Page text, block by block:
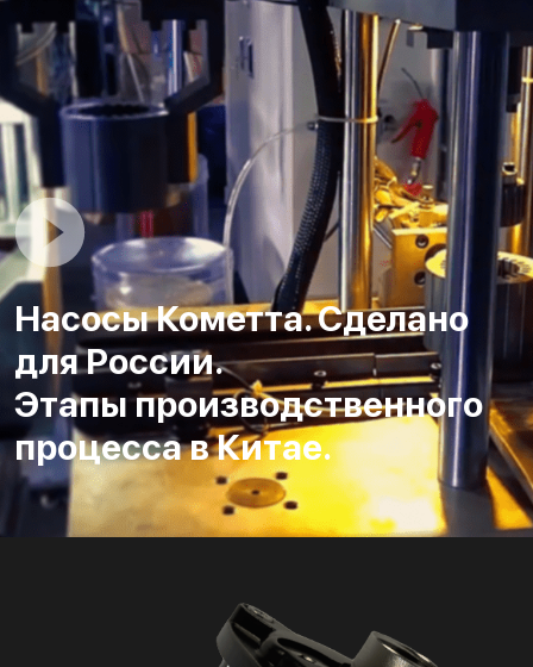
Насосы Кометта. Сделано
для России.
Этапы производственного
процесса в Китае.